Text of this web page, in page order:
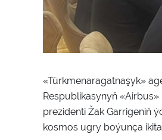
«Türkmenaragatnaşyk»
Respublikasynyň
prezidenti Žak Garrigeniň
kosmos ugry boýunça